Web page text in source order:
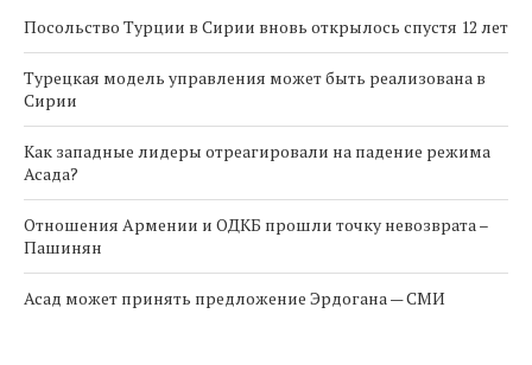
Посольство Турции в Сирии вновь открылось спустя 12 лет
Турецкая модель управления может быть реализована в
Сирии
Как западные лидеры отреагировали на падение режима
Асада?
Отношения Армении и ОДКБ прошли точку невозврата –
Пашинян
Асад может принять предложение Эрдогана — СМИ